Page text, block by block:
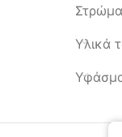
Υλικά